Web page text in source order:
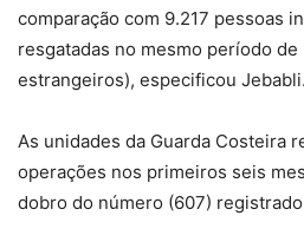
comparação com 9.217 pessoas
resgatadas no mesmo período
estrangeiros), especificou Jebabli.
As unidades da Guarda Costeira
operações nos primeiros seis
dobro do número (607)